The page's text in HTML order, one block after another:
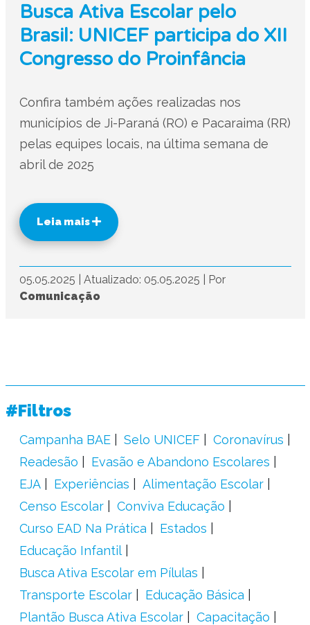
Busca Ativa Escolar pelo
Brasil: UNICEF participa do XII
Congresso do Proinfância
Confira também ações realizadas nos
municípios de Ji-Paraná (RO) e Pacaraima (RR)
pelas equipes locais, na última semana de
abril de 2025
Leia mais
05.05.2025 Atualizado: 05.05.2025
Por
Comunicação
#Filtros
Campanha BAE Selo UNICEF
Coronavírus
Readesão
Evasão e Abandono Escolares
EJA
Experiências
Alimentação Escolar
Censo Escolar
Conviva Educação
Curso EAD Na Prática
Estados
Educação Infantil
Busca Ativa Escolar em Pílulas
Transporte Escolar
Educação Básica
Plantão Busca Ativa Escolar
Capacitação